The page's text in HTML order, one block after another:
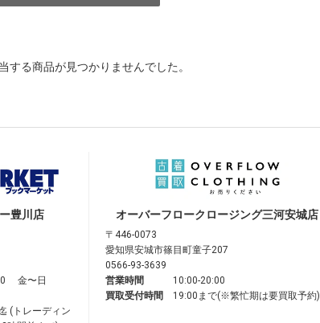
する商品が見つかりませんでした。
豊川店
金〜日
(トレーディン
オーバーフロークロージング三河安城店
〒446-0073
愛知県安城市篠目町童子207
0566-93-3639
営業時間
10:00-20:00
買取受付時間
19:00まで(※繁忙期は要買取予約)